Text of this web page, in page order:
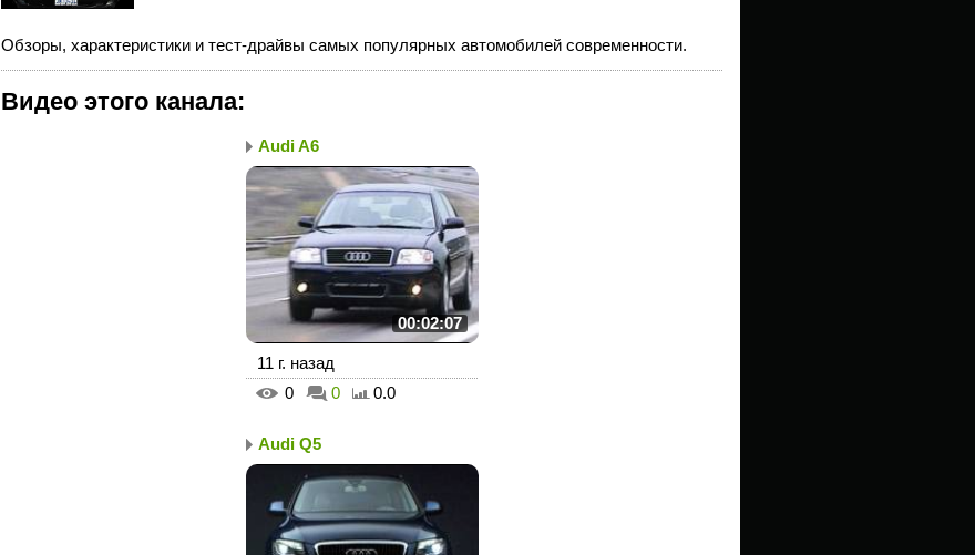
Обзоры, характеристики и тест-драйвы самых популярных автомобилей современности.
Видео этого канала:
Audi A6
00:02:07
11 г. назад
0
0 0.0
Audi Q5